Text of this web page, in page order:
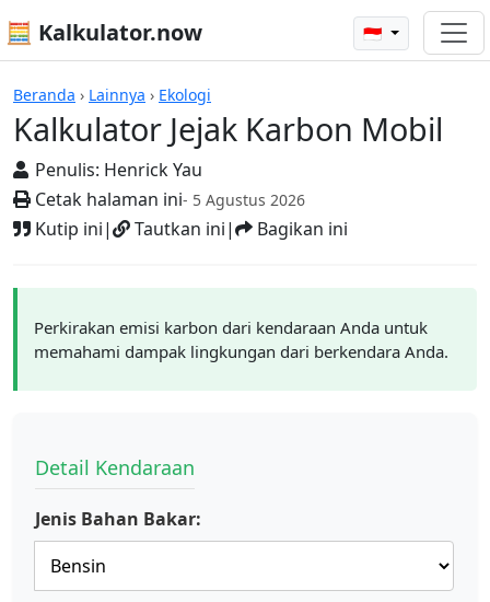
🧮 Kalkulator.now 🇮🇩
Beranda › Lainnya › Ekologi
Kalkulator Jejak Karbon Mobil
Penulis: Henrick Yau
Cetak halaman ini- 5 Agustus 2026
Kutip ini| Tautkan ini| Bagikan ini
Kalkulator-kalkulator
Perkirakan emisi karbon dari kendaraan Anda untuk
memahami dampak lingkungan dari berkendara Anda.
Detail Kendaraan
Jenis Bahan Bakar: